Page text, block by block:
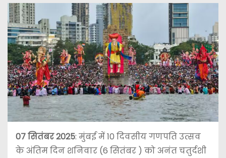
07 सितंबर 2025: मुंबई में 10 दिवसीय गणपति उत्सव
के अंतिम दिन शनिवार (6 सितंबर ) को अनंत चतुर्दशी